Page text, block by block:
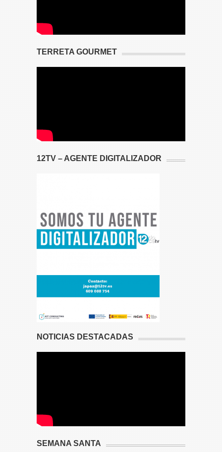
TERRETA GOURMET
12TV – AGENTE DIGITALIZADOR
NOTICIAS DESTACADAS
SEMANA SANTA